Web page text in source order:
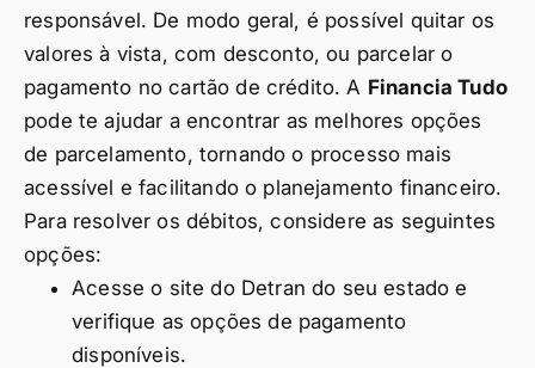
responsável. De modo geral, é possível quitar os
valores à vista, com desconto, ou parcelar o
pagamento no cartão de crédito. A Financia Tudo
pode te ajudar a encontrar as melhores opções
de parcelamento, tornando o processo mais
acessível e facilitando o planejamento financeiro.
Para resolver os débitos, considere as seguintes
opções:
Acesse o site do Detran do seu estado e
verifique as opções de pagamento
disponíveis.